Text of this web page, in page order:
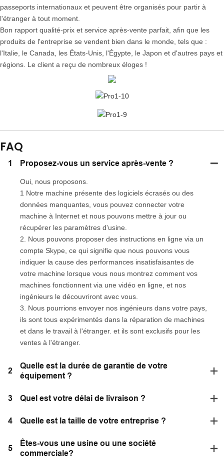
passeports internationaux et peuvent être organisés pour partir à
l'étranger à tout moment.
Bon rapport qualité-prix et service après-vente parfait, afin que les
produits de l'entreprise se vendent bien dans le monde, tels que :
l'Italie, le Canada, les États-Unis, l'Égypte, le Japon et d'autres pays et
régions. Le client a reçu de nombreux éloges !
FAQ
1 Proposez-vous un service après-vente ?
Oui, nous proposons.
1 Notre machine présente des logiciels écrasés ou des
données manquantes, vous pouvez connecter votre
machine à Internet et nous pouvons mettre à jour ou
récupérer les paramètres d'usine.
2. Nous pouvons proposer des instructions en ligne via un
compte Skype, ce qui signifie que nous pouvons vous
indiquer la cause des performances insatisfaisantes de
votre machine lorsque vous nous montrez comment vos
machines fonctionnent via une vidéo en ligne, et nos
ingénieurs le découvriront avec vous.
3. Nous pourrions envoyer nos ingénieurs dans votre pays,
ils sont tous expérimentés dans la réparation de machines
et dans le travail à l'étranger. et ils sont exclusifs pour les
ventes à l'étranger.
2
Quelle est la durée de garantie de votre
équipement ?
3 Quel est votre délai de livraison ?
4 Quelle est la taille de votre entreprise ?
5
Êtes-vous une usine ou une société
commerciale?